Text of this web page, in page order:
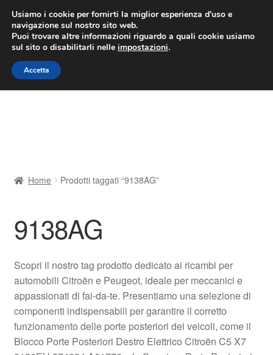
CONSEGNA da 7 EUR
Lun-Ven 9:00 - 16:00/800 580 290
Vai
alla
navigazione
Vai
al
contenuto
Contatto
Il mio account
Pagamenti
Politica sulla riservatezza
Home Prodotti taggati “9138AG”
9138AG
Scopri il nostro tag prodotto dedicato ai ricambi per
automobili Citroën e Peugeot, ideale per meccanici e
appassionati di fai-da-te. Presentiamo una selezione di
componenti indispensabili per garantire il corretto
funzionamento delle porte posteriori dei veicoli, come il
Blocco Porte Posteriori Destro Elettrico Citroën C5 X7
Usiamo i cookie per fornirti la miglior esperienza d'uso e
navigazione sul nostro sito web.
Puoi trovare altre informazioni riguardo a quali cookie usiamo
sul sito o disabilitarli nelle impostazioni.
Accetta